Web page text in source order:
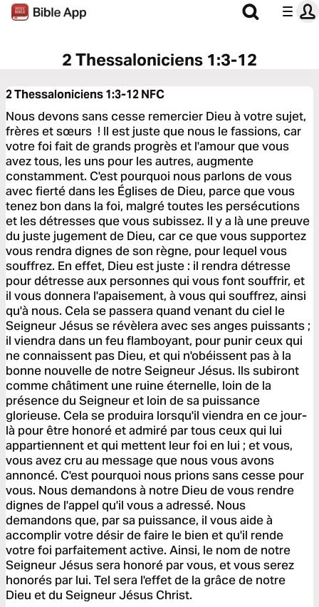
2 Thessaloniciens 1:3-12
2 Thessaloniciens 1:3-12NFC
Nous devons sans cesse remercier Dieu à votre sujet,
frères et sœurs ! Il est juste que nous le fassions, car
votre foi fait de grands progrès et l'amour que vous
avez tous, les uns pour les autres, augmente
constamment. C'est pourquoi nous parlons de vous
avec fierté dans les Églises de Dieu, parce que vous
tenez bon dans la foi, malgré toutes les persécutions
et les détresses que vous subissez. Il y a là une preuve
du juste jugement de Dieu, car ce que vous supportez
vous rendra dignes de son règne, pour lequel vous
souffrez. En effet, Dieu est juste : il rendra détresse
pour détresse aux personnes qui vous font souffrir, et
il vous donnera l'apaisement, à vous qui souffrez, ainsi
qu'à nous. Cela se passera quand venant du ciel le
Seigneur Jésus se révèlera avec ses anges puissants ;
il viendra dans un feu flamboyant, pour punir ceux qui
ne connaissent pas Dieu, et qui n'obéissent pas à la
bonne nouvelle de notre Seigneur Jésus. Ils subiront
comme châtiment une ruine éternelle, loin de la
présence du Seigneur et loin de sa puissance
glorieuse. Cela se produira lorsqu'il viendra en ce jour-
là pour être honoré et admiré par tous ceux qui lui
appartiennent et qui mettent leur foi en lui ; et vous,
vous avez cru au message que nous vous avons
annoncé. C'est pourquoi nous prions sans cesse pour
vous. Nous demandons à notre Dieu de vous rendre
dignes de l'appel qu'il vous a adressé. Nous
demandons que, par sa puissance, il vous aide à
accomplir votre désir de faire le bien et qu'il rende
votre foi parfaitement active. Ainsi, le nom de notre
Seigneur Jésus sera honoré par vous, et vous serez
honorés par lui. Tel sera l'effet de la grâce de notre
Dieu et du Seigneur Jésus Christ.